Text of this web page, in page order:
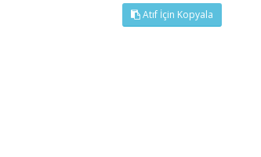
Atıf İçin Kopyala